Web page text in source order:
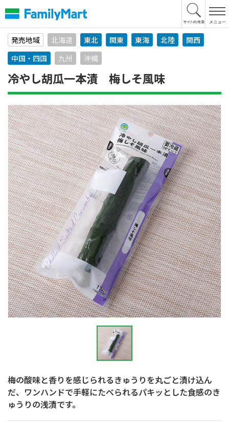
文
へ
発売地域
北海道 東北 関東 東海 北陸
関西
中国・四国
九州 沖縄
冷やし胡瓜一本漬 梅しそ風味
梅の酸味と香りを感じられるきゅうりを丸ごと漬け込ん
だ、ワンハンドで手軽にたべられるパキッとした食感のき
ゅうりの浅漬です。